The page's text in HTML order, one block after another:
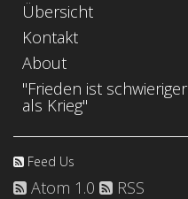
Übersicht
Kontakt
About
"Frieden ist schwieriger
als Krieg"
Feed Us
Atom 1.0 RSS